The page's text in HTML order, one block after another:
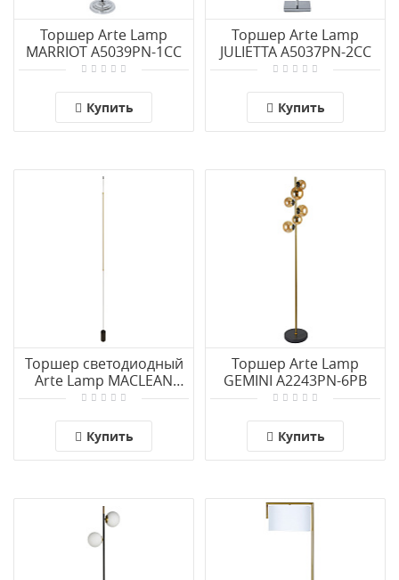
Торшер Arte Lamp
MARRIOT A5039PN-1CC
Купить
Торшер Arte Lamp
JULIETTA A5037PN-2CC
Купить
Торшер светодиодный
Arte Lamp MACLEAN
A2918PN-1BK
Купить
Торшер Arte Lamp
GEMINI A2243PN-6PB
Купить